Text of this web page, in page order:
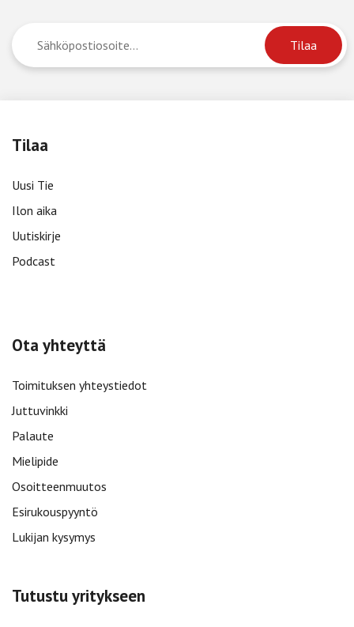
Tilaa
Uusi Tie
Ilon aika
Uutiskirje
Podcast
Ota yhteyttä
Toimituksen yhteystiedot
Juttuvinkki
Palaute
Mielipide
Osoitteenmuutos
Esirukouspyyntö
Lukijan kysymys
Tutustu yritykseen